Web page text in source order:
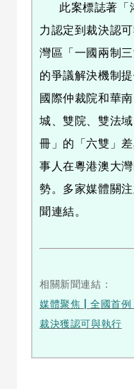
此案標誌著「
力認定到裁決認
灣區「一國兩制
的爭議解決機制
國際仲裁院和華
城、雙院、雙法
冊」的「六雙」
事人在粵港澳大
勢。多家媒體關
聞連結。
相關新聞連結：
媒體聚焦 | 全國首
裁決獲認可與執行